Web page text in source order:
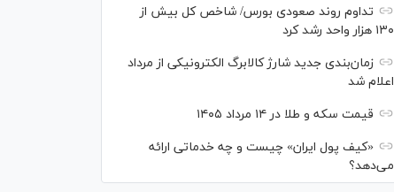
تداوم روند صعودی بورس/ شاخص کل بیش از
۱۳۰ هزار واحد رشد کرد
زمان‌بندی جدید شارژ کالابرگ الکترونیکی از مرداد
اعلام شد
قیمت سکه و طلا در ۱۴ مرداد ۱۴۰۵
«کیف پول ایران» چیست و چه خدماتی ارائه
می‌دهد؟